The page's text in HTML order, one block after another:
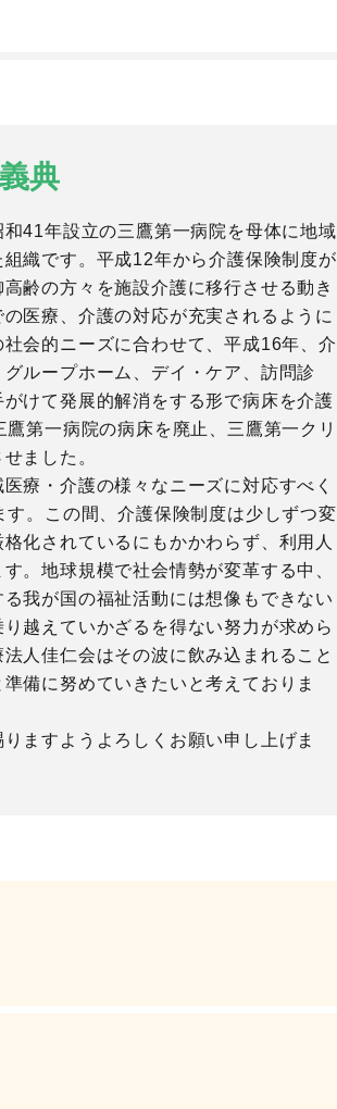
典
41年設立の三鷹第一病院を母体に地域
織です。平成12年から介護保険制度が
齢の方々を施設介護に移行させる動き
医療、介護の対応が充実されるように
会的ニーズに合わせて、平成16年、介
ループホーム、デイ・ケア、訪問診
けて発展的解消をする形で病床を介護
第一病院の病床を廃止、三鷹第一クリ
ました。
療・介護の様々なニーズに対応すべく
。この間、介護保険制度は少しずつ変
化されているにもかかわらず、利用人
。地球規模で社会情勢が変革する中、
我が国の福祉活動には想像もできない
越えていかざるを得ない努力が求めら
人佳仁会はその波に飲み込まれること
備に努めていきたいと考えておりま
ますようよろしくお願い申し上げま